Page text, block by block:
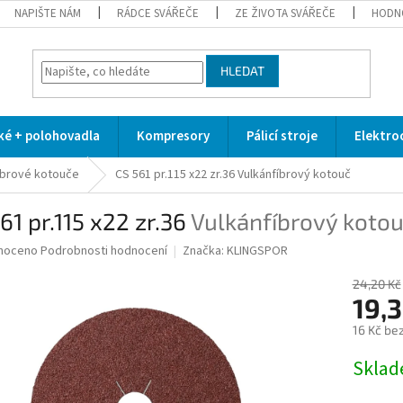
NAPIŠTE NÁM RÁDCE SVÁŘEČE ZE ŽIVOTA SVÁŘEČE
HLEDAT
+ polohovadla Kompresory Pálicí stroje
kotouče CS 561 pr.115 x22 zr.36Vulkánfíbrový kotouč
pr.115 x22 zr.36Vulkánfíbrový
Podrobnosti hodnocení Značka: KLINGSPOR
24,20 Kč
16 Kč
cena: